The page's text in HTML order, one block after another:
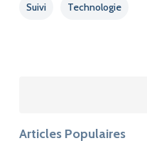
Suivi Technologie
Articles Populaires